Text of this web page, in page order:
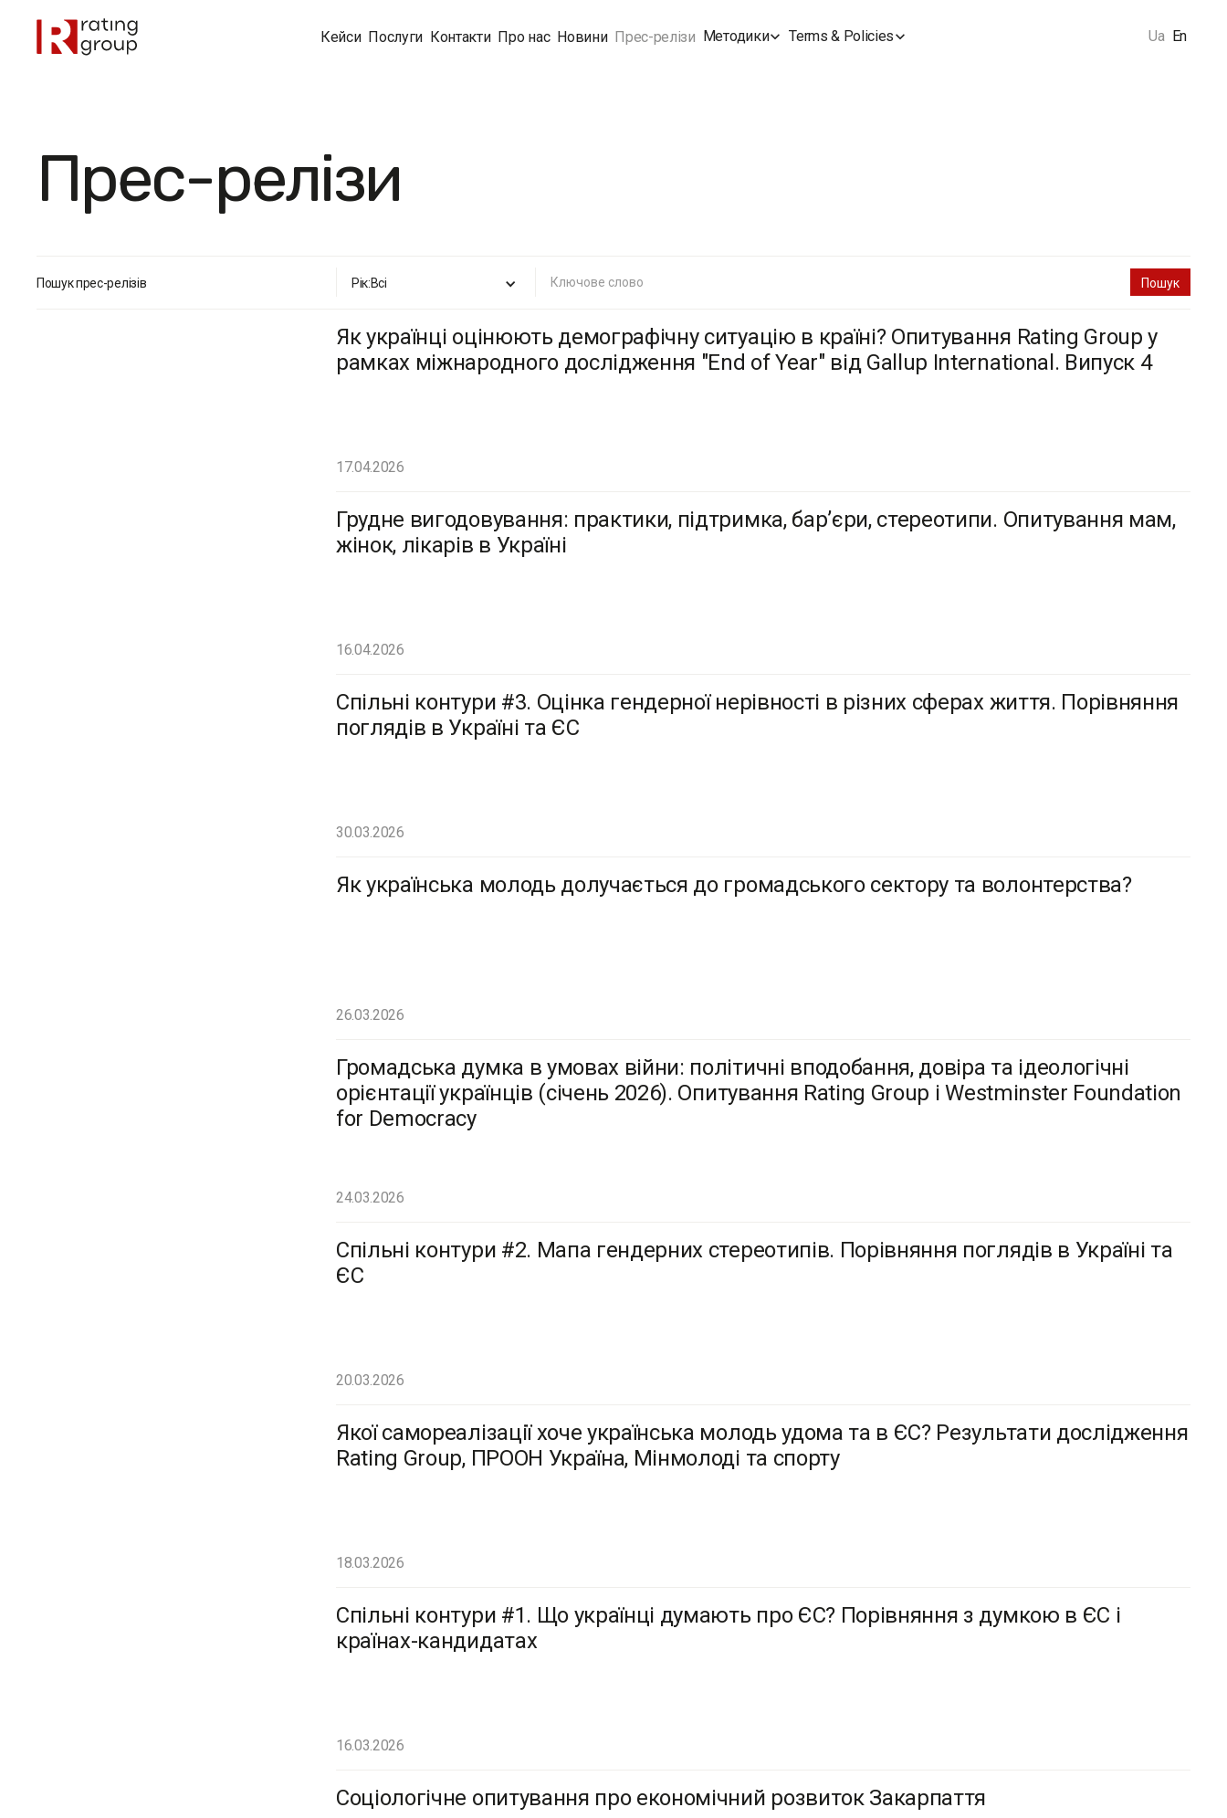
Кейси Послуги Контакти Про нас Новини Прес-релізи Методики Terms & Policies Ua En
Прес-релізи
Пошук прес-релізів Всі
Рік:
Як українці оцінюють демографічну ситуацію в країні? Опитування Rating Group у
рамках міжнародного дослідження "End of Year" від Gallup International. Випуск 4
17.04.2026
Грудне вигодовування: практики, підтримка, бар’єри, стереотипи. Опитування мам,
жінок, лікарів в Україні
16.04.2026
Спільні контури #3. Оцінка гендерної нерівності в різних сферах життя. Порівняння
поглядів в Україні та ЄС
30.03.2026
Як українська молодь долучається до громадського сектору та волонтерства?
26.03.2026
Громадська думка в умовах війни: політичні вподобання, довіра та ідеологічні
орієнтації українців (січень 2026). Опитування Rating Group і Westminster Foundation
for Democracy
24.03.2026
Спільні контури #2. Мапа гендерних стереотипів. Порівняння поглядів в Україні та
ЄС
20.03.2026
Якої самореалізації хоче українська молодь удома та в ЄС? Результати дослідження
Rating Group, ПРООН Україна, Мінмолоді та спорту
18.03.2026
Спільні контури #1. Що українці думають про ЄС? Порівняння з думкою в ЄС і
країнах-кандидатах
16.03.2026
Соціологічне опитування про економічний розвиток Закарпаття